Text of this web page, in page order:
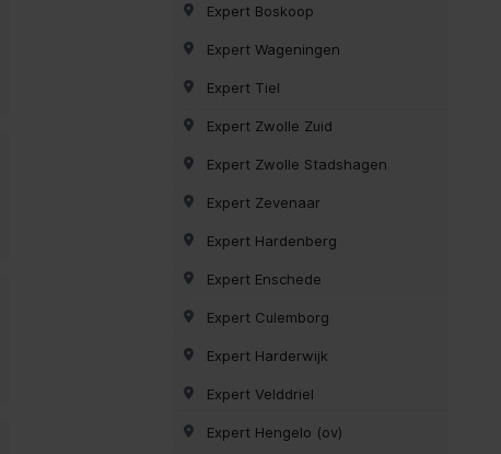
Expert Boskoop
Expert Wageningen
Expert Tiel
Expert Zwolle Zuid
Expert Zwolle Stadshagen
Expert Zevenaar
Expert Hardenberg
Expert Enschede
Expert Culemborg
Expert Harderwijk
Expert Velddriel
Expert Hengelo (ov)